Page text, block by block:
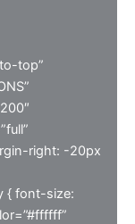
top”
right: -20px
{ font-size: